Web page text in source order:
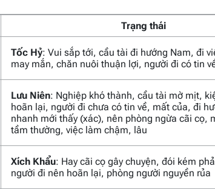
Trạng thái
Tốc Hỷ: Vui sắp tới, cầu tài đi hướng Nam, đi
may mắn, chăn nuôi thuận lợi, người đi có tin
Lưu Niên: Nghiệp khó thành, cầu tài mờ mịt,
hoãn lại, người đi chưa có tin về, mất của, đi
nhanh mới thấy (xác), nên phòng ngừa cãi cọ,
tầm thường, việc làm chậm, lâu
Xích Khẩu: Hay cãi cọ gây chuyện, đói kém
người đi nên hoãn lại, phòng người nguyền rủa